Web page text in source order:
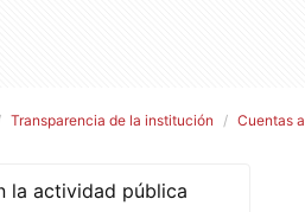
Transparencia de la institución Cuentas
la actividad pública